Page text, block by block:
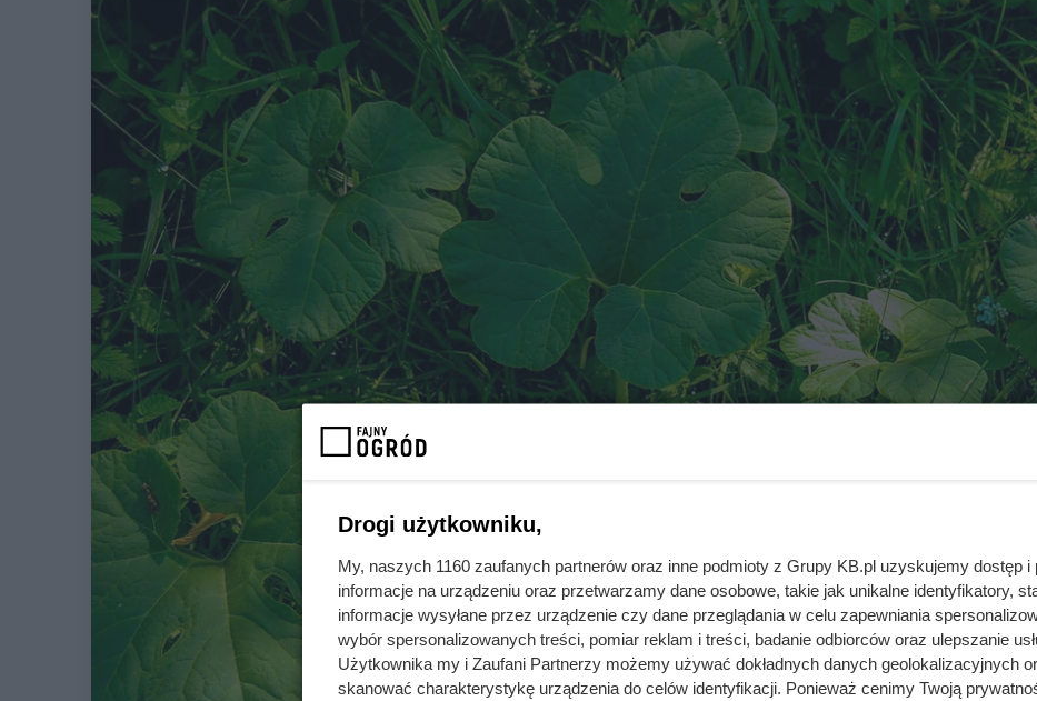
Drogi użytkowniku,
My, naszych 1160 zaufanych partnerów oraz inne podmioty z Grupy KB.pl uzyskujemy dostęp
informacje na urządzeniu oraz przetwarzamy dane osobowe, takie jak unikalne identyfikatory,
informacje wysyłane przez urządzenie czy dane przeglądania w celu zapewniania
wybór spersonalizowanych treści, pomiar reklam i treści, badanie odbiorców oraz ulepszanie
Użytkownika my i Zaufani Partnerzy możemy używać dokładnych danych geolokalizacyjnych
skanować charakterystykę urządzenia do celów identyfikacji. Ponieważ cenimy Twoją